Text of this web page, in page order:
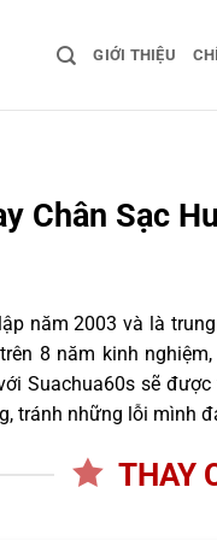
GIỚI THIỆU
Chân Sạc
năm 2003 và là
8 năm kinh
Suachua60s sẽ
tránh những lỗi mình
THAY